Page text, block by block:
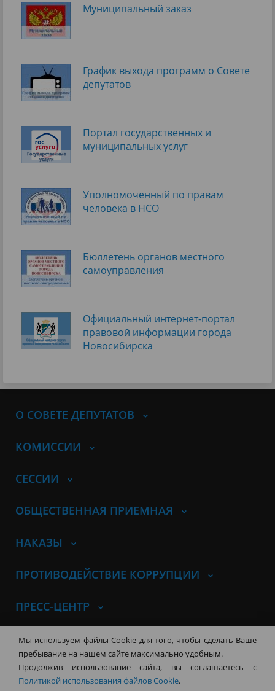
Муниципальный заказ
График выхода программ о Cовете
депутатов
Портал государственных и
муниципальных услуг
Уполномоченный по правам
человека в НСО
Бюллетень органов местного
самоуправления
Официальный интернет-портал
правовой информации города
Новосибирска
О СОВЕТЕ ДЕПУТАТОВ
КОМИССИИ
СЕССИИ
ОБЩЕСТВЕННАЯ ПРИЕМНАЯ
НАКАЗЫ
ПРОТИВОДЕЙСТВИЕ КОРРУПЦИИ
ПРЕСС-ЦЕНТР
© Совет депутатов города
НовосибирскаКонтакты Карта сайта
630099, г. Новосибирск, Красный
проспект, 34
Мы используем файлы Cookie для того, чтобы сделать Ваше
пребывание на нашем сайте максимально удобным.
Продолжив использование сайта, вы соглашаетесь с
Политикой использования файлов Cookie.